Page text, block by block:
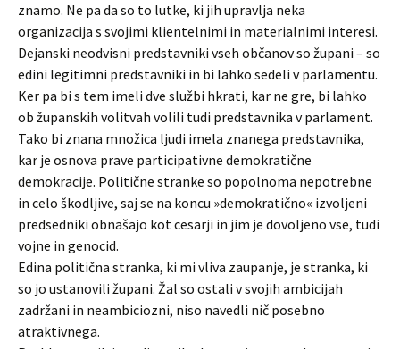
znamo. Ne pa da so to lutke, ki jih upravlja neka
organizacija s svojimi klientelnimi in materialnimi interesi.
Dejanski neodvisni predstavniki vseh občanov so župani – so
edini legitimni predstavniki in bi lahko sedeli v parlamentu.
Ker pa bi s tem imeli dve službi hkrati, kar ne gre, bi lahko
ob županskih volitvah volili tudi predstavnika v parlament.
Tako bi znana množica ljudi imela znanega predstavnika,
kar je osnova prave participativne demokratične
demokracije. Politične stranke so popolnoma nepotrebne
in celo škodljive, saj se na koncu »demokratično« izvoljeni
predsedniki obnašajo kot cesarji in jim je dovoljeno vse, tudi
vojne in genocid.
Edina politična stranka, ki mi vliva zaupanje, je stranka, ki
so jo ustanovili župani. Žal so ostali v svojih ambicijah
zadržani in neambiciozni, niso navedli nič posebno
atraktivnega.